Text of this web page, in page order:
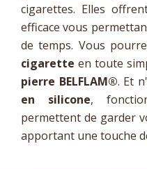
cigarettes. Elles
efficace vous
de temps. Vous
cigarette en toute
pierre BELFLAM®. Et
en silicone,
permettent de garder
apportant une touche